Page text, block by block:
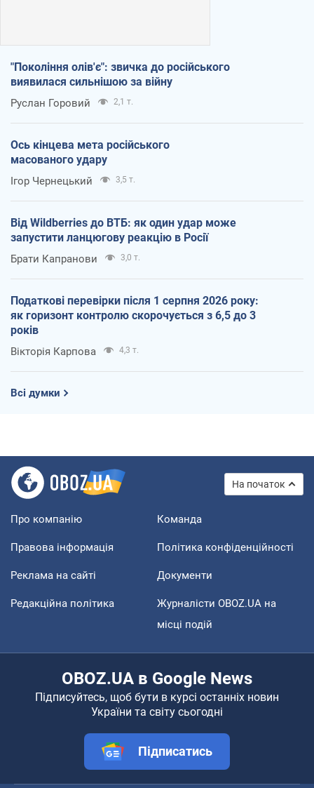
"Покоління олів'є": звичка до російського
виявилася сильнішою за війну
Руслан Горовий 2,1 т.
Ось кінцева мета російського
масованого удару
Ігор Чернецький 3,5 т.
Від Wildberries до ВТБ: як один удар може
запустити ланцюгову реакцію в Росії
Брати Капранови 3,0 т.
Податкові перевірки після 1 серпня 2026 року:
як горизонт контролю скорочується з 6,5 до 3
років
Вікторія Карпова 4,3 т.
Всі думки
На початок
Про компанію Команда
Правова інформація Політика конфіденційності
Реклама на сайті Документи
Редакційна політика
Журналісти OBOZ.UA на
місці подій
OBOZ.UA в Google News
Підписуйтесь, щоб бути в курсі останніх новин
України та світу сьогодні
Підписатись